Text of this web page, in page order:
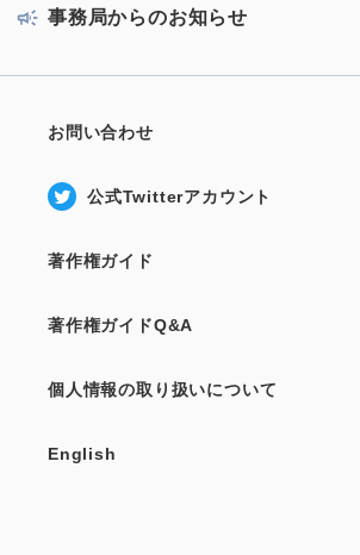
事務局からのお知らせ
お問い合わせ
公式Twitterアカウント
著作権ガイド
著作権ガイドQ&A
個人情報の取り扱いについて
English